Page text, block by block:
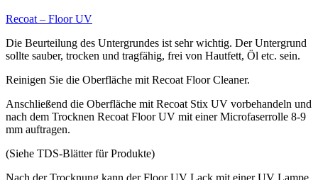
Recoat – Floor UV
Die Beurteilung des Untergrundes ist sehr wichtig. Der Untergrund
sollte sauber, trocken und tragfähig, frei von Hautfett, Öl etc. sein.
Reinigen Sie die Oberfläche mit Recoat Floor Cleaner.
Anschließend die Oberfläche mit Recoat Stix UV vorbehandeln und
nach dem Trocknen Recoat Floor UV mit einer Microfaserrolle 8-9
mm auftragen.
(Siehe TDS-Blätter für Produkte)
Nach der Trocknung kann der Floor UV Lack mit einer UV Lampe